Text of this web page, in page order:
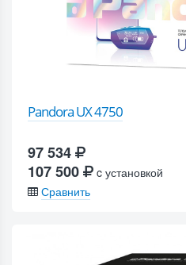
Pandora UX 4750
97 534
107 500
c установкой
Сравнить